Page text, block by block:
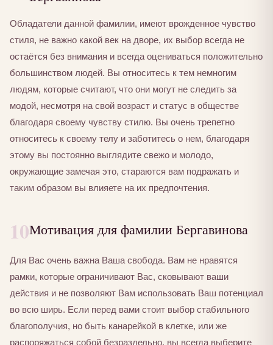
Обладатели данной фамилии, имеют врожденное чувство
стиля, не важно какой век на дворе, их выбор всегда не
остаётся без внимания и всегда оцениваться положительно
большинством людей. Вы относитесь к тем немногим
людям, которые считают, что они могут не следить за
модой, несмотря на свой возраст и статус в обществе
благодаря своему чувству стилю. Вы очень трепетно
относитесь к своему телу и заботитесь о нем, благодаря
этому вы постоянно выглядите свежо и молодо,
окружающие замечая это, стараются вам подражать и
таким образом вы влияете на их предпочтения.
10Мотивация для фамилии Бергавинова
Для Вас очень важна Ваша свобода. Вам не нравятся
рамки, которые ограничивают Вас, сковывают ваши
действия и не позволяют Вам использовать Ваш потенциал
во всю ширь. Если перед вами стоит выбор стабильного
благополучия, но быть канарейкой в клетке, или же
распоряжаться собой безраздельно, вы всегда выберите